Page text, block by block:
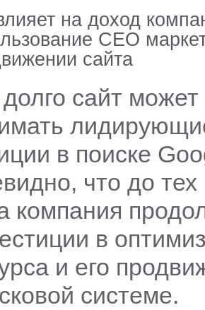
на доход
СЕО
сайта
сайт может
в поиске
что до тех
компания
в
и его
системе.